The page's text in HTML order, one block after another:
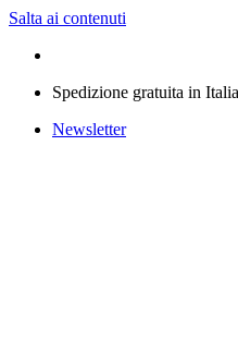
Salta ai contenuti
Spedizione gratuita in
Newsletter